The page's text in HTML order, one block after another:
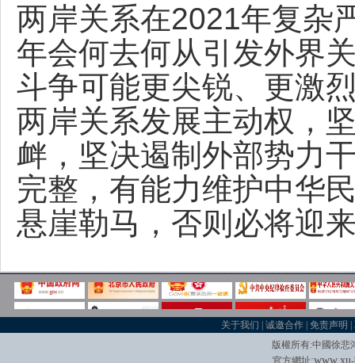
两岸关系在2021年复杂
年会何去何从引发外界
斗争可能更尖锐、更激
两岸关系发展主动权，
衅，坚决遏制外部势力
完整，有能力维护中华
悬崖勒马，否则必将迎
关于我们 |诚邀合作 |免责声明 |
版權所有:中國徐悲
官方網址:www.xu